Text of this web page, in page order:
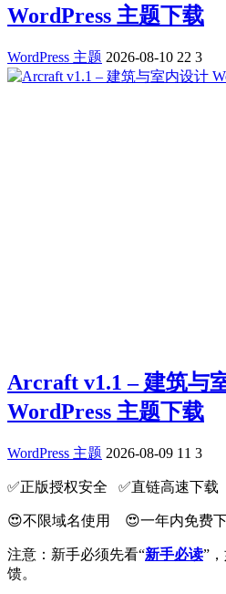
WordPress 主题下载
WordPress 主题 2026-08-10 22 3
Arcraft v1.1 – 建筑与
WordPress 主题下载
WordPress 主题 2026-08-09 11 3
✅️正版授权安全 ✅️直链高速下载
😍不限域名使用 😍一年内免费
注意：新手必须先看“新手必读”
馈。